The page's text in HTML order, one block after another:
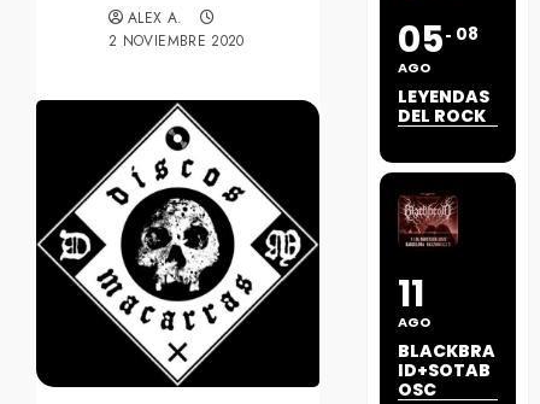
ALEX A.
2 NOVIEMBRE 2020
05
AGO
08
LEYENDAS
DEL ROCK
11
AGO
BLACKBRA
ID+SOTAB
OSC